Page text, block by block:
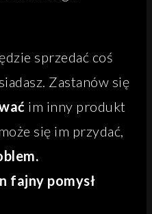
sprzedać coś
Zastanów się
im inny produkt
się im przydać,
fajny pomysł